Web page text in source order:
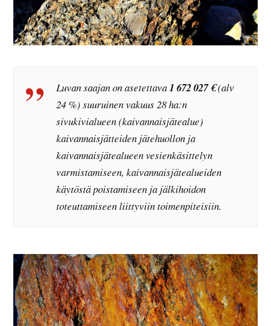
Luvan saajan on asetettava 1 672 027 €(alv
24 %) suuruinen vakuus 28 ha:n
sivukivialueen (kaivannaisjätealue)
kaivannaisjätteiden jätehuollon ja
kaivannaisjätealueen vesienkäsittelyn
varmistamiseen, kaivannaisjätealueiden
käytöstä poistamiseen ja jälkihoidon
toteuttamiseen liittyviin toimenpiteisiin.